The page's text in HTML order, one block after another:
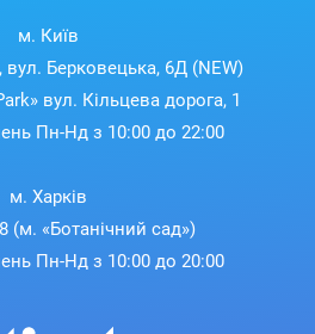
м. Київ
Берковецька, 6Д (NEW)
вул. Кільцева дорога, 1
Пн-Нд з 10:00 до 22:00
м. Харків
(м. «Ботанічний сад»)
Пн-Нд з 10:00 до 20:00